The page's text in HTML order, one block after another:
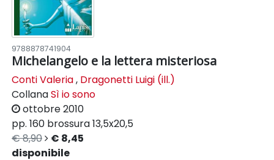
9788878741904
Michelangelo e la lettera misteriosa
Conti Valeria, Dragonetti Luigi (ill.)
CollanaSì io sono
ottobre 2010
pp. 160 brossura13,5x20,5
€ 8,90
€ 8,45
disponibile